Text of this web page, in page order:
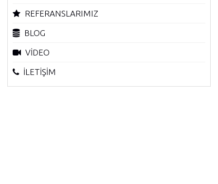
REFERANSLARIMIZ
BLOG
VİDEO
İLETİŞİM